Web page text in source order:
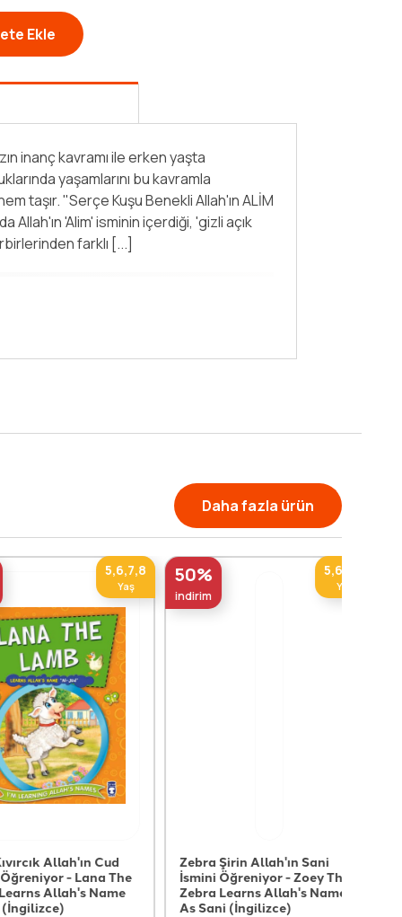
Ekle
inanç kavramı ile erken yaşta
yaşamlarını bu kavramla
taşır. "Serçe Kuşu Benekli Allah'ın ALİM
Allah'ın 'Alim' isminin içerdiği, 'gizli açık
farklı [...]
Daha fazla ürün
5,6,7,8
Yaş
Allah'ın Cud
- Lana The
Allah's Name
50%
indirim
5,6,7,8
Yaş
Zebra Şirin Allah'ın Sani
İsmini Öğreniyor - Zoey The
Zebra Learns Allah's Name
As Sani (İngilizce)